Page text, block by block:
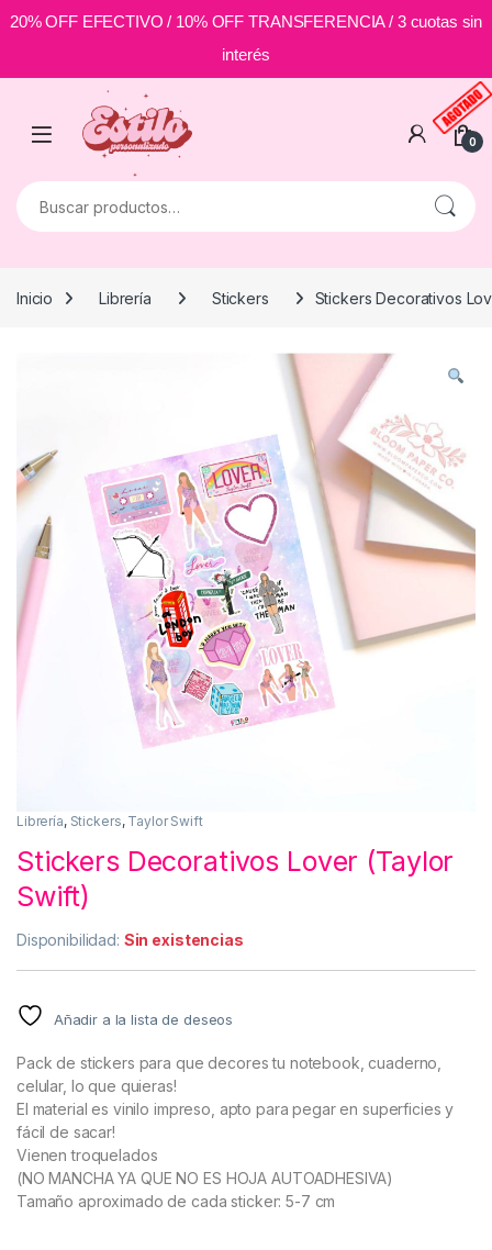
20% OFF EFECTIVO / 10% OFF TRANSFERENCIA / 3 cuotas sin
interés
Skip to navigation
0
Buscar por:
Inicio Librería Stickers Stickers Decorativos
Librería, Stickers, Taylor Swift
Stickers Decorativos Lover (Taylor
Swift)
Disponibilidad: Sin existencias
Añadir a la lista de deseos
Pack de stickers para que decores tu notebook, cuaderno,
celular, lo que quieras!
El material es vinilo impreso, apto para pegar en superficies y
fácil de sacar!
Vienen troquelados
(NO MANCHA YA QUE NO ES HOJA AUTOADHESIVA)
Tamaño aproximado de cada sticker: 5-7 cm